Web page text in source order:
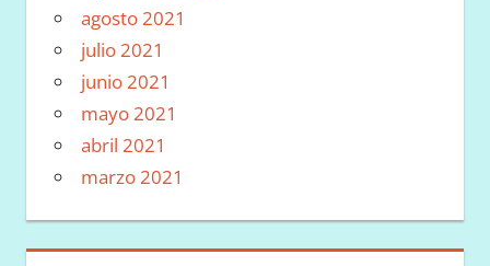
agosto 2021
julio 2021
junio 2021
mayo 2021
abril 2021
marzo 2021